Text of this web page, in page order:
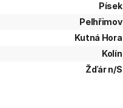
Písek
Pelhřimov
Kutná Hora
Kolín
Žďár n/S